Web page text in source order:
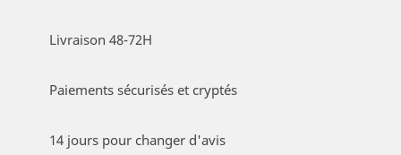
Livraison 48-72H
Paiements sécurisés et cryptés
14 jours pour changer d'avis